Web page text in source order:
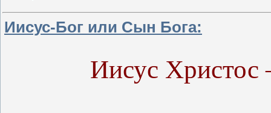
Иисус-Бог или Сын Бога:
Иисус